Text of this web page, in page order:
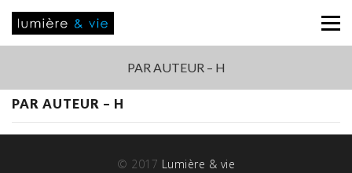
PAR AUTEUR – H
PAR AUTEUR – H
© 2017 Lumière & vie